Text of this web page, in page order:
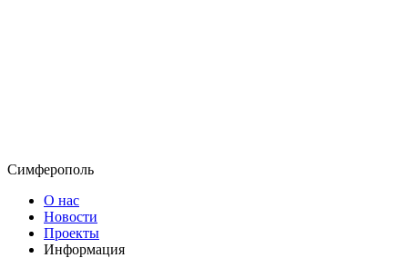
Симферополь
О нас
Новости
Проекты
Информация